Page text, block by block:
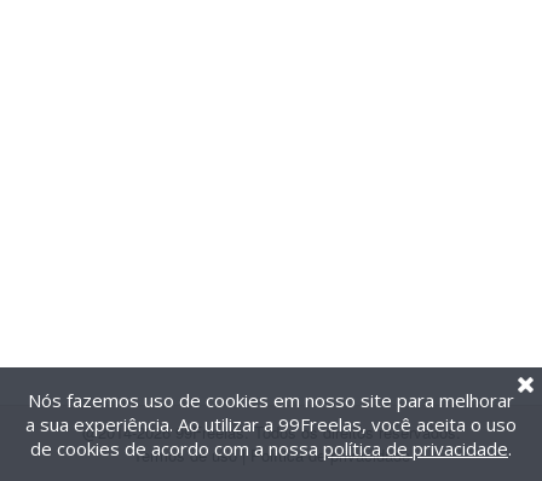
@2014-2026 99Freelas. Todos os direitos reservados.
Termos de uso| Política de privacidade
Nós fazemos uso de cookies em nosso site para melhorar
a sua experiência. Ao utilizar a 99Freelas, você aceita o uso
de cookies de acordo com a nossa política de privacidade.